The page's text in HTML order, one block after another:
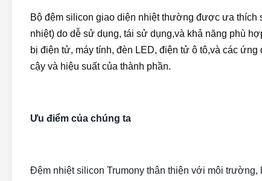
Bộ đệm silicon giao diện nhiệt thường được ưa
nhiệt) do dễ sử dụng, tái sử dụng,và khả năng phù
bị điện tử, máy tính, đèn LED, điện tử ô tô,và các
cậy và hiệu suất của thành phần.
Ưu điểm của chúng ta
Đệm nhiệt silicon Trumony thân thiện với môi trường,